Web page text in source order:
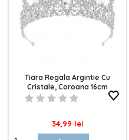
Tiara Regala Argintie Cu
Cristale, Coroana 16cm
Pret
34,99 lei